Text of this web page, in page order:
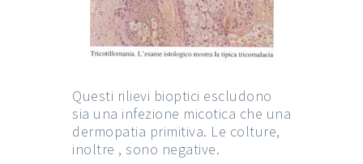
Questi rilievi bioptici escludono
sia una infezione micotica che una
dermopatia primitiva. Le colture,
inoltre , sono negative.